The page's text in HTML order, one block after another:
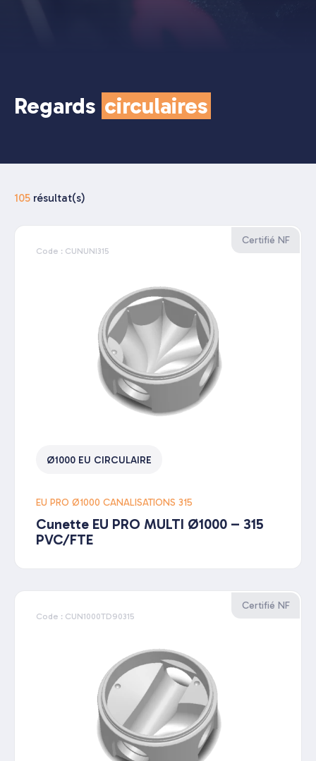
Regards circulaires
105 résultat(s)
Certifié NF
Code : CUNUNI315
Ø1000 EU CIRCULAIRE
EU PRO Ø1000 CANALISATIONS 315
Cunette EU PRO MULTI Ø1000 – 315
PVC/FTE
Certifié NF
Code : CUN1000TD90315